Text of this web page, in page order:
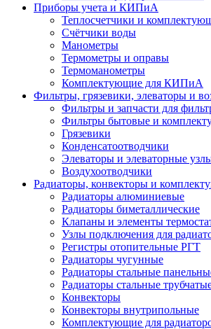
Приборы учета и КИПиА
Теплосчетчики и
Счётчики воды
Манометры
Термометры и оправы
Термоманометры
Комплектующие для КИПиА
Фильтры, грязевики, элеваторы и
Фильтры и запчасти для
Фильтры бытовые и
Грязевики
Конденсатоотводчики
Элеваторы и элеваторные
Воздухоотводчики
Радиаторы, конвекторы и
Радиаторы алюминиевые
Радиаторы биметаллические
Клапаны и элементы
Узлы подключения для
Регистры отопительные РГТ
Радиаторы чугунные
Радиаторы стальные
Радиаторы стальные
Конвекторы
Конвекторы внутрипольные
Комплектующие для